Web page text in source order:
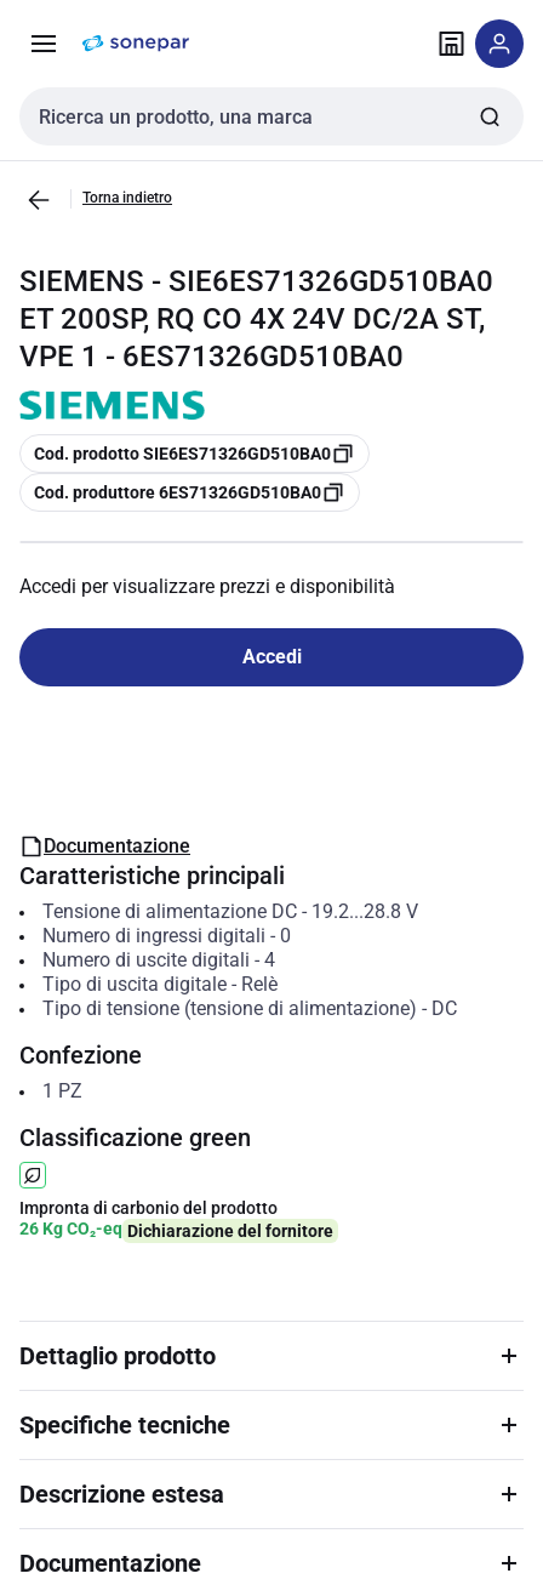
navigazione alla
Cerca input
Torna indietro
SIEMENS - SIE6ES71326GD510BA0
ET 200SP, RQ CO 4X 24V DC/2A ST,
VPE 1 - 6ES71326GD510BA0
copia
Cod. prodotto SIE6ES71326GD510BA0
copia
Cod. produttore 6ES71326GD510BA0
Accedi per visualizzare prezzi e disponibilità
Accedi
Documentazione
Caratteristiche principali
Tensione di alimentazione DC- 19.2...28.8 V
Numero di ingressi digitali - 0
Numero di uscite digitali - 4
Tipo di uscita digitale- Relè
Tipo di tensione (tensione di alimentazione) - DC
Confezione
1 PZ
Classificazione green
Impronta di carbonio del prodotto
26 Kg CO₂-eq Dichiarazione del fornitore
Dettaglio prodotto
Specifiche tecniche
Descrizione estesa
Documentazione